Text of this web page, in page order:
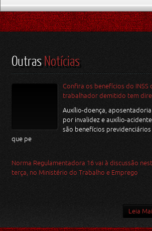
OutrasNotícias
Confira os benefícios do INSS
trabalhador demitido tem
Auxílio-doença, aposentadoria
por invalidez e auxílio-acidente
são benefícios previdenciários
que pe
Norma Regulamentadora 16 vai à discussão
terça, no Ministério do Trabalho e Emprego
Leia